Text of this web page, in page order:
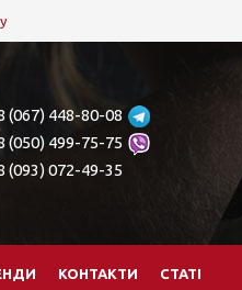
(067) 448-80-08
(050) 499-75-75
(093) 072-49-35
КОНТАКТИ СТАТІ